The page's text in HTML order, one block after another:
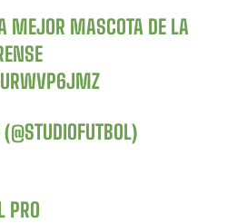
MEJOR MASCOTA DE LA